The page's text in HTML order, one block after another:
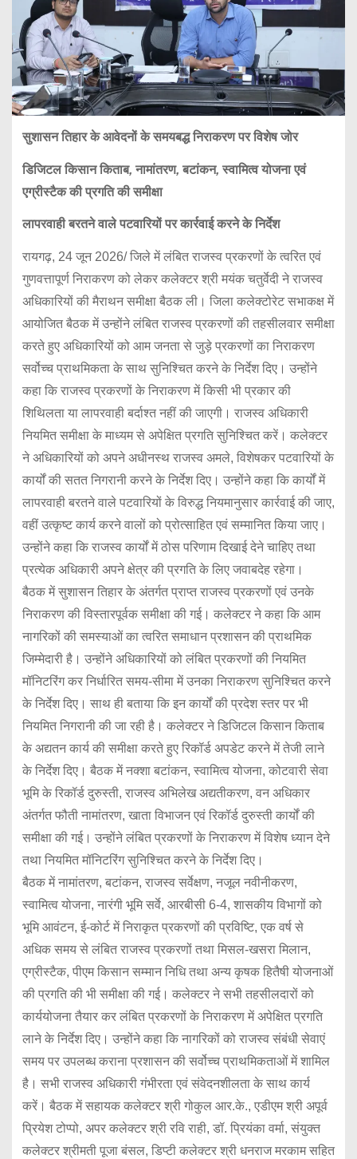
सुशासन तिहार के आवेदनों के समयबद्ध निराकरण पर विशेष जोर
डिजिटल किसान किताब,नामांतरण,बटांकन,स्वामित्व योजना एवं
एग्रीस्टैक की प्रगति की समीक्षा
लापरवाही बरतने वाले पटवारियों पर कार्रवाई करने के निर्देश
रायगढ़, 24 जून 2026/ जिले में लंबित राजस्व प्रकरणों के त्वरित एवं
गुणवत्तापूर्ण निराकरण को लेकर कलेक्टर श्री मयंक चतुर्वेदी ने राजस्व
अधिकारियों की मैराथन समीक्षा बैठक ली। जिला कलेक्टोरेट सभाकक्ष में
आयोजित बैठक में उन्होंने लंबित राजस्व प्रकरणों की तहसीलवार समीक्षा
करते हुए अधिकारियों को आम जनता से जुड़े प्रकरणों का निराकरण
सर्वोच्च प्राथमिकता के साथ सुनिश्चित करने के निर्देश दिए। उन्होंने
कहा कि राजस्व प्रकरणों के निराकरण में किसी भी प्रकार की
शिथिलता या लापरवाही बर्दाश्त नहीं की जाएगी। राजस्व अधिकारी
नियमित समीक्षा के माध्यम से अपेक्षित प्रगति सुनिश्चित करें। कलेक्टर
ने अधिकारियों को अपने अधीनस्थ राजस्व अमले, विशेषकर पटवारियों के
कार्यों की सतत निगरानी करने के निर्देश दिए। उन्होंने कहा कि कार्यों में
लापरवाही बरतने वाले पटवारियों के विरुद्ध नियमानुसार कार्रवाई की जाए,
वहीं उत्कृष्ट कार्य करने वालों को प्रोत्साहित एवं सम्मानित किया जाए।
उन्होंने कहा कि राजस्व कार्यों में ठोस परिणाम दिखाई देने चाहिए तथा
प्रत्येक अधिकारी अपने क्षेत्र की प्रगति के लिए जवाबदेह रहेगा।
बैठक में सुशासन तिहार के अंतर्गत प्राप्त राजस्व प्रकरणों एवं उनके
निराकरण की विस्तारपूर्वक समीक्षा की गई। कलेक्टर ने कहा कि आम
नागरिकों की समस्याओं का त्वरित समाधान प्रशासन की प्राथमिक
जिम्मेदारी है। उन्होंने अधिकारियों को लंबित प्रकरणों की नियमित
मॉनिटरिंग कर निर्धारित समय-सीमा में उनका निराकरण सुनिश्चित करने
के निर्देश दिए। साथ ही बताया कि इन कार्यों की प्रदेश स्तर पर भी
नियमित निगरानी की जा रही है। कलेक्टर ने डिजिटल किसान किताब
के अद्यतन कार्य की समीक्षा करते हुए रिकॉर्ड अपडेट करने में तेजी लाने
के निर्देश दिए। बैठक में नक्शा बटांकन, स्वामित्व योजना, कोटवारी सेवा
भूमि के रिकॉर्ड दुरुस्ती, राजस्व अभिलेख अद्यतीकरण, वन अधिकार
अंतर्गत फौती नामांतरण, खाता विभाजन एवं रिकॉर्ड दुरुस्ती कार्यों की
समीक्षा की गई। उन्होंने लंबित प्रकरणों के निराकरण में विशेष ध्यान देने
तथा नियमित मॉनिटरिंग सुनिश्चित करने के निर्देश दिए।
बैठक में नामांतरण, बटांकन, राजस्व सर्वेक्षण, नजूल नवीनीकरण,
स्वामित्व योजना, नारंगी भूमि सर्वे, आरबीसी 6-4, शासकीय विभागों को
भूमि आवंटन, ई-कोर्ट में निराकृत प्रकरणों की प्रविष्टि, एक वर्ष से
अधिक समय से लंबित राजस्व प्रकरणों तथा मिसल-खसरा मिलान,
एग्रीस्टैक, पीएम किसान सम्मान निधि तथा अन्य कृषक हितैषी योजनाओं
की प्रगति की भी समीक्षा की गई। कलेक्टर ने सभी तहसीलदारों को
कार्ययोजना तैयार कर लंबित प्रकरणों के निराकरण में अपेक्षित प्रगति
लाने के निर्देश दिए। उन्होंने कहा कि नागरिकों को राजस्व संबंधी सेवाएं
समय पर उपलब्ध कराना प्रशासन की सर्वोच्च प्राथमिकताओं में शामिल
है। सभी राजस्व अधिकारी गंभीरता एवं संवेदनशीलता के साथ कार्य
करें। बैठक में सहायक कलेक्टर श्री गोकुल आर.के., एडीएम श्री अपूर्व
प्रियेश टोप्पो, अपर कलेक्टर श्री रवि राही, डॉ. प्रियंका वर्मा, संयुक्त
कलेक्टर श्रीमती पूजा बंसल, डिप्टी कलेक्टर श्री धनराज मरकाम सहित